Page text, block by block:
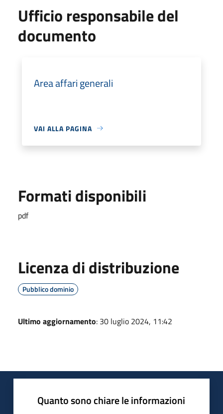
Ufficio responsabile del
documento
Area affari generali
VAI ALLA PAGINA
Formati disponibili
pdf
Licenza di distribuzione
Pubblico dominio
Ultimo aggiornamento: 30 luglio 2024, 11:42
Quanto sono chiare le informazioni